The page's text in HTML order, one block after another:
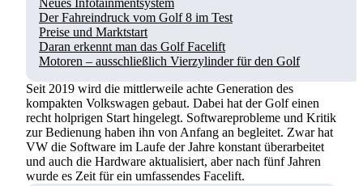
Der Fahreindruck vom Golf 8 im Test
Preise und Marktstart
Daran erkennt man das Golf Facelift
Motoren – ausschließlich Vierzylinder für den Golf
Seit 2019 wird die mittlerweile achte Generation des
kompakten Volkswagen gebaut. Dabei hat der Golf einen
recht holprigen Start hingelegt. Softwareprobleme und Kritik
zur Bedienung haben ihn von Anfang an begleitet. Zwar hat
VW die Software im Laufe der Jahre konstant überarbeitet
und auch die Hardware aktualisiert, aber nach fünf Jahren
wurde es Zeit für ein umfassendes Facelift.